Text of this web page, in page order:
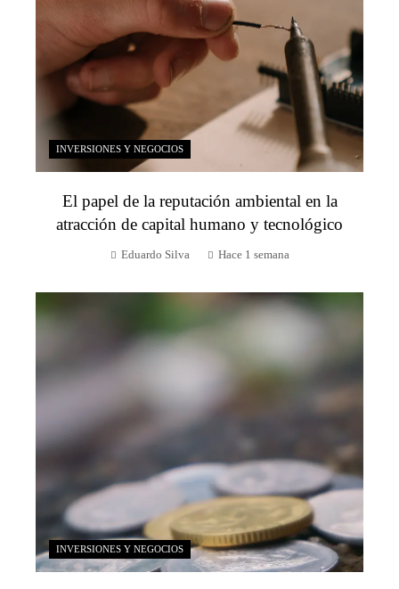
INVERSIONES Y NEGOCIOS
El papel de la reputación ambiental en la
atracción de capital humano y tecnológico
Eduardo Silva Hace 1 semana
INVERSIONES Y NEGOCIOS